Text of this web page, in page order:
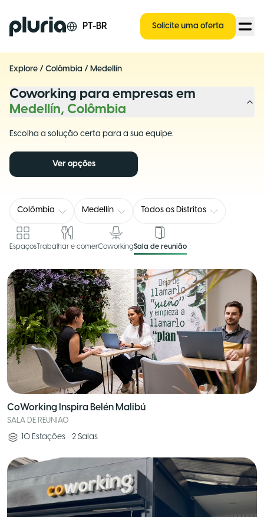
Logo Pluria PT-BR Solicite uma oferta
Explore / Colômbia / Medellín
Coworking para empresas em
Medellín, Colômbia
Escolha a solução certa para a sua equipe.
Ver opções
Colômbia Medellín Todos os Distritos
EspaçosTrabalhar e comerCoworkingSala de reunião
CoWorking Inspira Belén Malibú
SALA DE REUNIAO
10 Estações • 2 Salas